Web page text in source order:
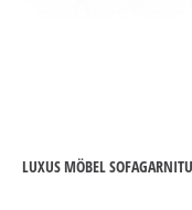
LUXUS MÖBEL